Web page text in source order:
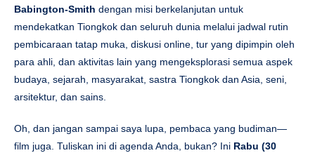
Babington-Smith dengan misi berkelanjutan untuk
mendekatkan Tiongkok dan seluruh dunia melalui jadwal rutin
pembicaraan tatap muka, diskusi online, tur yang dipimpin oleh
para ahli, dan aktivitas lain yang mengeksplorasi semua aspek
budaya, sejarah, masyarakat, sastra Tiongkok dan Asia, seni,
arsitektur, dan sains.
Oh, dan jangan sampai saya lupa, pembaca yang budiman—
film juga. Tuliskan ini di agenda Anda, bukan? Ini Rabu (30